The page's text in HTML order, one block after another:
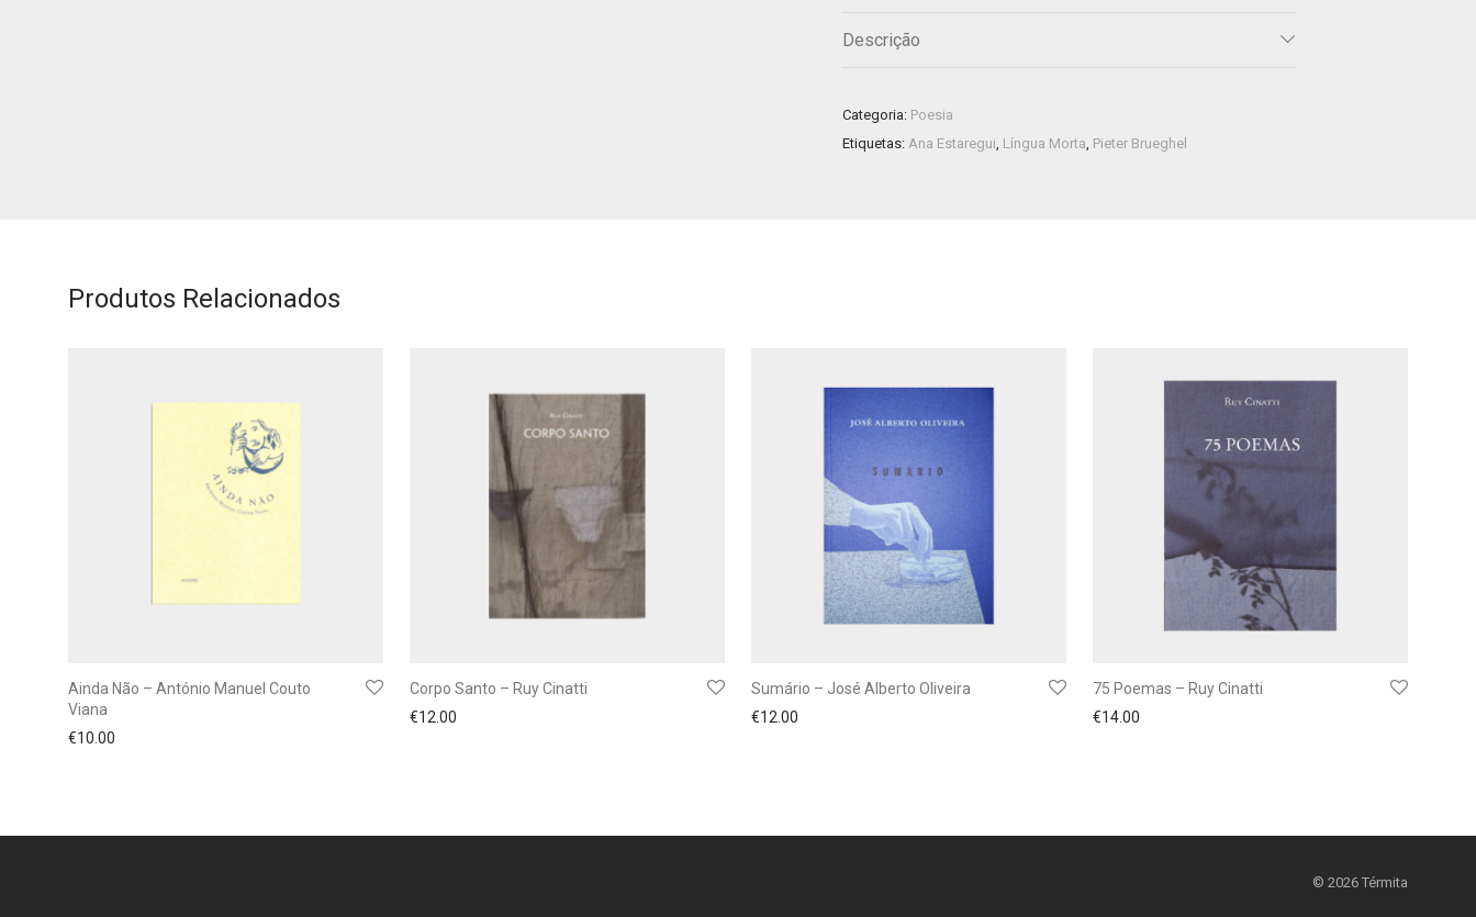
Descrição
Categoria: Poesia
Etiquetas: Ana Estaregui, Língua Morta, Pieter Brueghel
Produtos Relacionados
Ainda Não – António Manuel Couto
Viana
€10.00
Corpo Santo – Ruy Cinatti
€12.00
Sumário – José Alberto Oliveira
€12.00
75 Poemas – Ruy Cinatti
€14.00
© 2026Térmita